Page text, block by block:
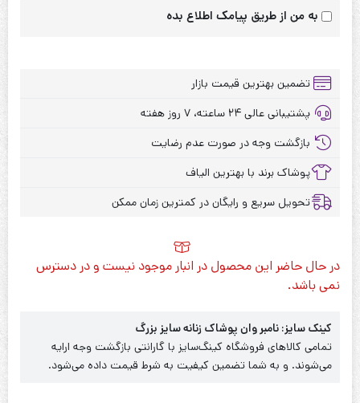
به من از طریق پیامک اطلاع بده
تضمین بهترین قیمت بازار
پشتیبانی عالی ۲۴ ساعته، ۷ روز هفته
بازگشت وجه در صورت عدم رضایت
پوشاک برند با بهترین الیاف
تحویل سریع و رایگان در کمترین زمان ممکن
در حال حاضر این محصول در انبار موجود نیست و در دسترس
نمی باشد.
کینک سایز: نامبر وان پوشاک زنانه سایز بزرگ
تمامی کالاهای فروشگاه کینگ‌سایز با گارانتی بازگشت وجه ارایه
می‌شوند. و به شما تضمین کیفیت به شرط قیمت داده می‌شود.